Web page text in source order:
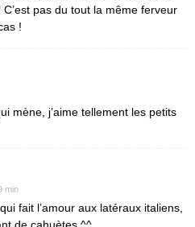
pas du tout la même ferveur
!
mène, j’aime tellement les petits
min
fait l’amour aux latéraux italiens,